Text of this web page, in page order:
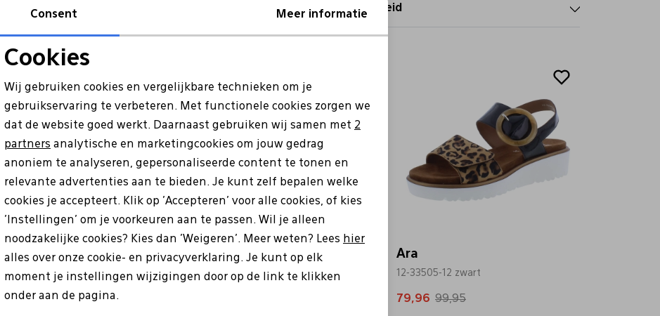
Retourbeleid
Sale
Ara
12-33519-09 cognac
79,96 99,95
Ara
12-28136-08 bruin
Ara
12-33505-12 zwart
79,96 99,95
Analytische cookies Marketing cookies
Consent Meer informatie
Cookies
Wij gebruiken cookies en vergelijkbare technieken om je
gebruikservaring te verbeteren. Met functionele cookies zorgen we
dat de website goed werkt. Daarnaast gebruiken wij samen met 2
partners analytische en marketingcookies om jouw gedrag
anoniem te analyseren, gepersonaliseerde content te tonen en
relevante advertenties aan te bieden. Je kunt zelf bepalen welke
cookies je accepteert. Klik op 'Accepteren' voor alle cookies, of kies
'Instellingen' om je voorkeuren aan te passen. Wil je alleen
noodzakelijke cookies? Kies dan 'Weigeren'. Meer weten? Lees hier
alles over onze cookie- en privacyverklaring. Je kunt op elk
moment je instellingen wijzigingen door op de link te klikken
onder aan de pagina.